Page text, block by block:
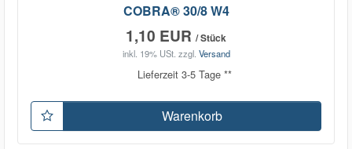
COBRA® 30/8 W4
1,10 EUR / Stück
inkl. 19% USt. zzgl. Versand
Lieferzeit 3-5 Tage **
Warenkorb